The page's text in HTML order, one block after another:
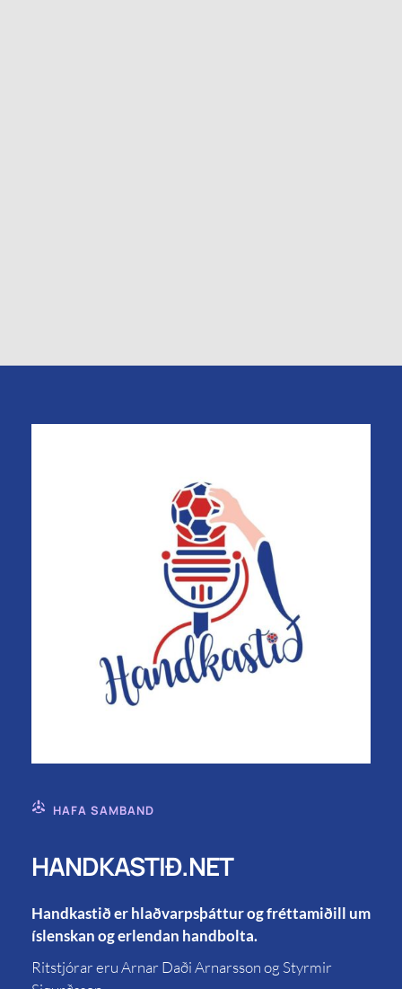
HAFA SAMBAND
HANDKASTIÐ.NET
Handkastið er hlaðvarpsþáttur og fréttamiðill um
íslenskan og erlendan handbolta.
Ritstjórar eru Arnar Daði Arnarsson og Styrmir